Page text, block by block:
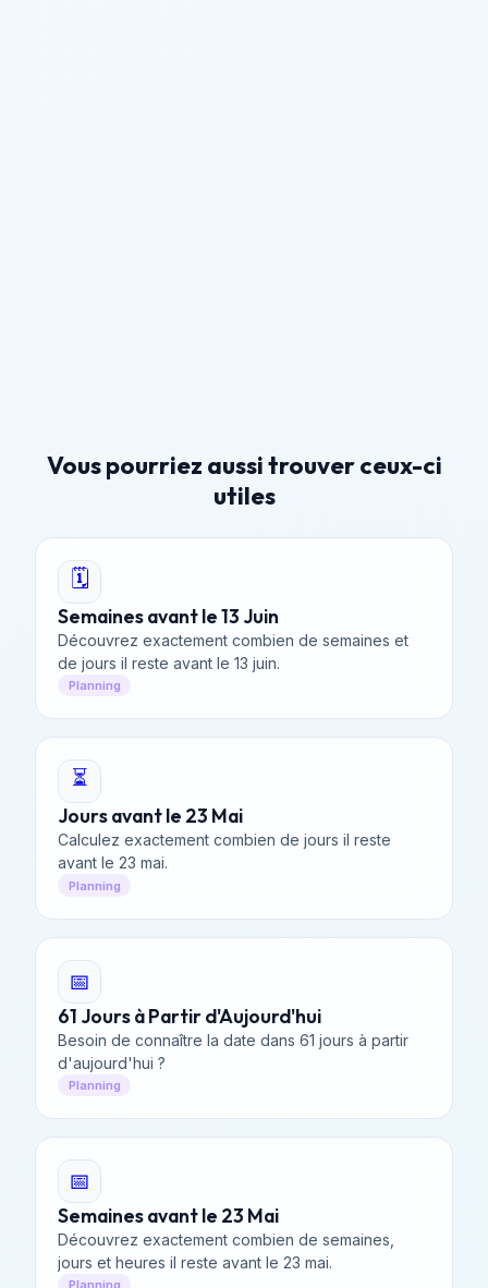
Vous pourriez aussi trouver ceux-ci
utiles
🗓️
Semaines avant le 13 Juin
Découvrez exactement combien de semaines et
de jours il reste avant le 13 juin.
Planning
⏳
Jours avant le 23 Mai
Calculez exactement combien de jours il reste
avant le 23 mai.
Planning
📅
61 Jours à Partir d'Aujourd'hui
Besoin de connaître la date dans 61 jours à partir
d'aujourd'hui ?
Planning
📅
Semaines avant le 23 Mai
Découvrez exactement combien de semaines,
jours et heures il reste avant le 23 mai.